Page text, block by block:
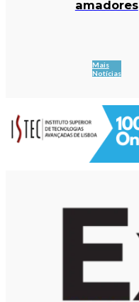
amadores
Mais
Notícias